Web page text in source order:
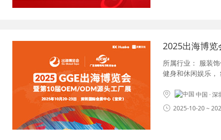
2025出海博
所属行业： 服装
健身和休闲娱乐 ，
中国 ·
2025-10-20 ~